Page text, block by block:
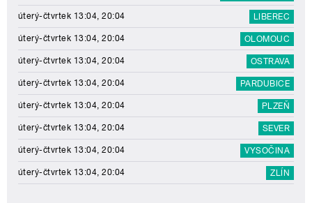
úterý-čtvrtek 13:04, 20:04 LIBEREC
úterý-čtvrtek 13:04, 20:04 OLOMOUC
úterý-čtvrtek 13:04, 20:04 OSTRAVA
úterý-čtvrtek 13:04, 20:04 PARDUBICE
úterý-čtvrtek 13:04, 20:04 PLZEŇ
úterý-čtvrtek 13:04, 20:04 SEVER
úterý-čtvrtek 13:04, 20:04 VYSOČINA
úterý-čtvrtek 13:04, 20:04 ZLÍN